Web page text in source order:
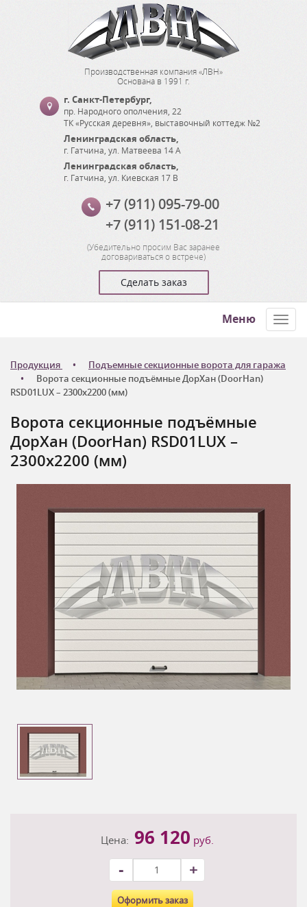
Производственная компания «ЛВН»
Основана в 1991 г.
г. Санкт-Петербург,
пр. Народного ополчения, 22
ТК «Русская деревня», выставочный коттедж №2
Ленинградская область,
г. Гатчина ул. Матвеева 14 А
Ленинградская область,
г. Гатчина ул. Киевская 17 В
+7 (911) 095-79-00
+7 (911) 151-08-21
(Убедительно просим Вас заранее
договариваться о встрече)
Сделать заказ
Меню
Продукция
Подъемные секционные ворота для гаража
Ворота секционные подъёмные ДорХан (DoorHan)
RSD01LUX – 2300x2200 (мм)
Ворота секционные подъёмные
ДорХан (DoorHan) RSD01LUX –
2300x2200 (мм)
Цена: 96 120 руб.
- +
Оформить заказ